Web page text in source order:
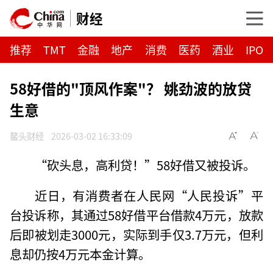
财经
推荐 TMT 金融 地产 消费 医药 酒业 IPO
58好借的"顶风作案"？ 姚劲波的放贷
生意
鳌头财经 2026-03-02 16:33:09
“砍头息，高利贷！”58好借又被投诉。
近日，有消费者在人民网“人民投诉”平
台投诉称，其通过58好借平台借款4万元，放款
后即被划走3000元，实际到手仅3.7万元，但利
息却仍按4万元本金计算。